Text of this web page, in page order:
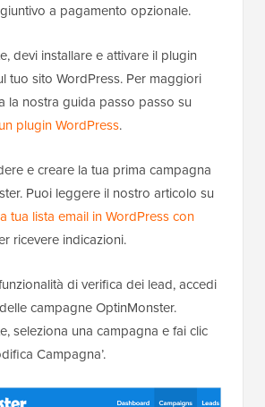
a pagamento opzionale.
devi installare e attivare il plugin
tuo sito WordPress. Per maggiori
la nostra guida passo passo su
plugin WordPress.
e creare la tua prima campagna
Puoi leggere il nostro articolo su
tua lista email in WordPress con
ricevere indicazioni.
di verifica dei lead, accedi
campagne OptinMonster.
seleziona una campagna e fai clic
Campagna’.